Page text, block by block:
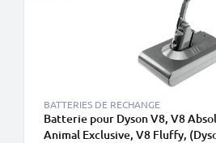
BATTERIES DE RECHANGE
Batterie pour Dyson V8, V8
Animal Exclusive, V8 Fluffy,